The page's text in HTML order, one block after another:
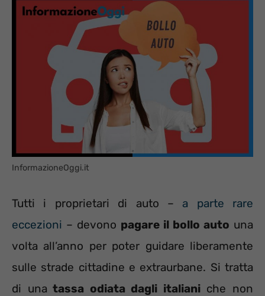
InformazioneOggi.it
Tutti i proprietari di auto –a parte rare
eccezioni – devono pagare il bollo auto una
volta all’anno per poter guidare liberamente
sulle strade cittadine e extraurbane. Si tratta
di una tassa odiata dagli italianiche non